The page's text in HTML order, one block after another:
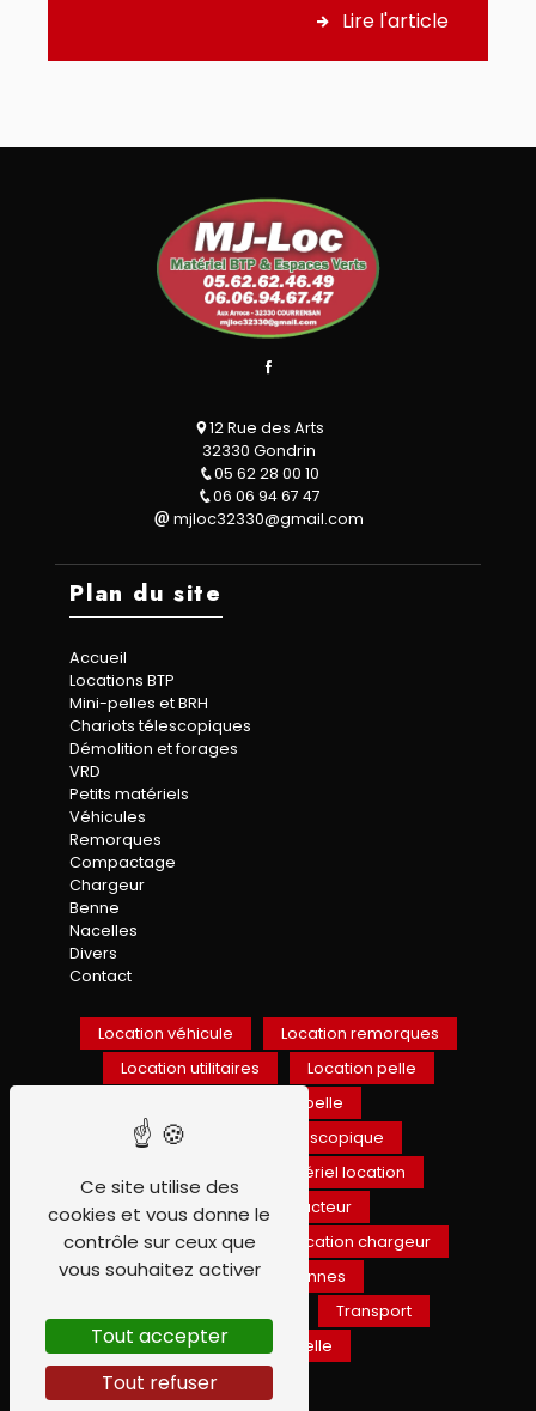
Lire l'article
12 Rue des Arts
32330 Gondrin
05 62 28 00 10
06 06 94 67 47
mjloc32330@gmail.com
Plan du site
Accueil
Locations BTP
Mini-pelles et BRH
Chariots télescopiques
Démolition et forages
VRD
Petits matériels
Véhicules
Remorques
Compactage
Chargeur
Benne
Nacelles
Divers
Contact
Location véhicule
Location remorques
Location utilitaires
Location pelle
Location mini-pelle
Location chariot téléscopique
Matériel location
Location compacteur
Engin de chantier
Location chargeur
Location de bennes
Transport
Location nacelle
Ce site utilise des
cookies et vous donne le
contrôle sur ceux que
vous souhaitez activer
Tout accepter
Tout refuser